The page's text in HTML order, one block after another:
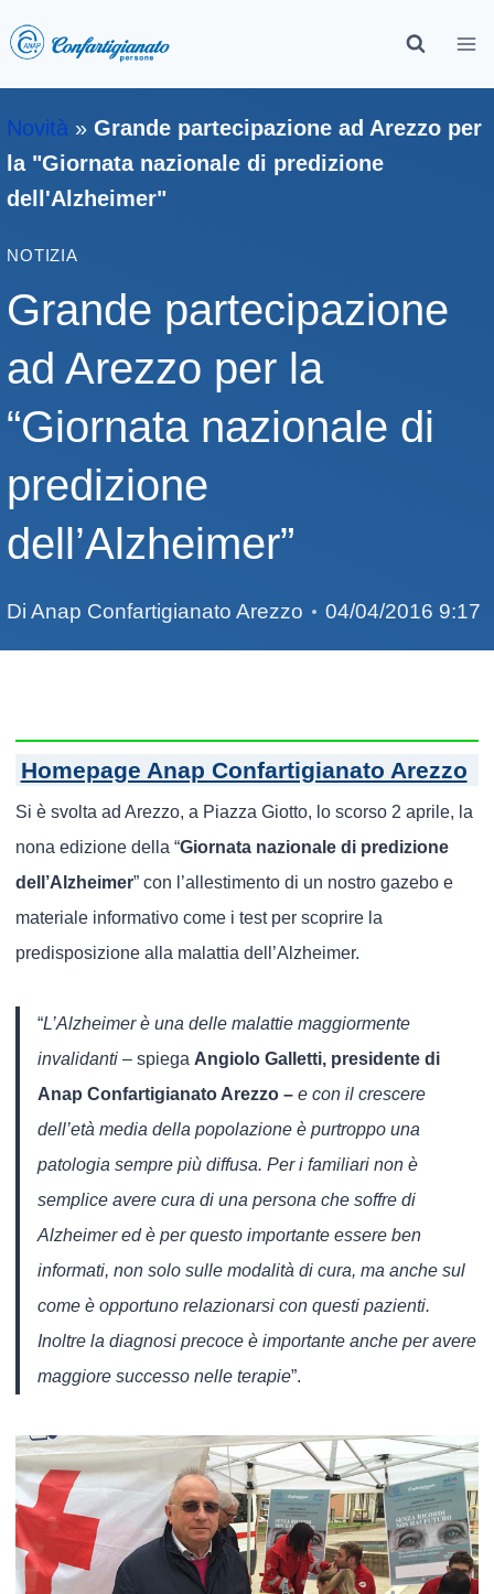
Novità »Grande partecipazione ad Arezzo per
la "Giornata nazionale di predizione
dell'Alzheimer"
NOTIZIA
Grande partecipazione
ad Arezzo per la
“Giornata nazionale di
predizione
dell’Alzheimer”
Di Anap Confartigianato Arezzo 04/04/2016 9:17
Homepage Anap Confartigianato Arezzo
Si è svolta ad Arezzo, a Piazza Giotto, lo scorso 2 aprile, la
nona edizione della “Giornata nazionale di predizione
dell’Alzheimer” con l’allestimento di un nostro gazebo e
materiale informativo come i test per scoprire la
predisposizione alla malattia dell’Alzheimer.
“L’Alzheimer è una delle malattie maggiormente
invalidanti – spiegaAngiolo Galletti, presidente di
Anap Confartigianato Arezzo –e con il crescere
dell’età media della popolazione è purtroppo una
patologia sempre più diffusa. Per i familiari non è
semplice avere cura di una persona che soffre di
Alzheimer ed è per questo importante essere ben
informati, non solo sulle modalità di cura, ma anche sul
come è opportuno relazionarsi con questi pazienti.
Inoltre la diagnosi precoce è importante anche per avere
maggiore successo nelle terapie”.